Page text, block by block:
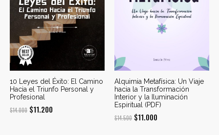
10 Leyes del Éxito: El Camino
Hacia el Triunfo Personal y
Profesional
$14.000 El
$11.200
Alquimia Metafísica: Un Viaje
hacia la Transformación
Interior y la Iluminación
Espiritual (PDF)
$14.500 El
$11.000